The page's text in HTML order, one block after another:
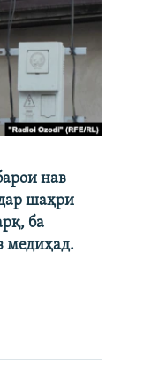
нав
шаҳри
ба
медиҳад.